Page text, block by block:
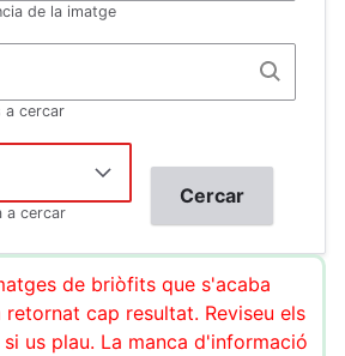
de la imatge
a cercar
a cercar
de briòfits que s'acaba
cap resultat. Reviseu els
us plau. La manca d'informació